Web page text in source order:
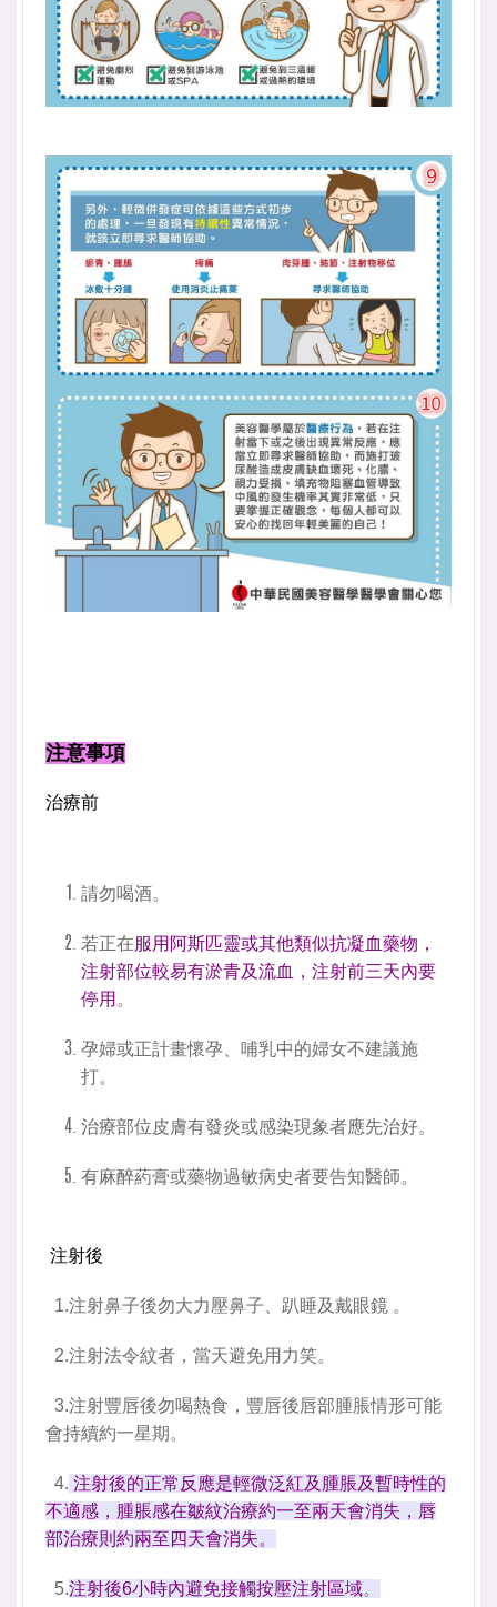
注意事項
若正在
服用阿斯匹靈或其他類似抗凝血藥物，
注射部位較易有淤青及流血，注射前三天內要
孕婦或正計畫懷孕、哺乳中的婦女不建議施
治療部位皮膚有發炎或感染現象者應先治好。
有麻醉葯膏或藥物過敏病史者要告知醫師。
注射後
1.注射鼻子後勿大力壓鼻子、趴睡及戴眼鏡 。
2.注射法令紋者，當天避免用力笑。
3.注射豐唇後勿喝熱食，豐唇後唇部腫脹情形可能
會持續約一星期。
4.注射後的正常反應是輕微泛紅及腫脹及暫時性的
不適感，腫脹感在皺紋治療約一至兩天會消失，唇
部治療則約兩至四天會消失。